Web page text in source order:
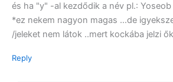
és ha "y" -al kezdődik a név pl.: Yoseob
*ez nekem nagyon magas …de
/jeleket nem látok ..mert kockába jelzi
Reply